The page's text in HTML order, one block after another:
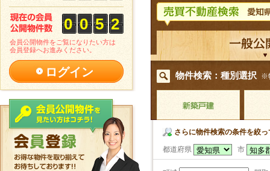
物件検索：種別選択 ※
さらに物件検索の条件を絞っ
都道府県 市
2
5
0
0
会員公開物件をご覧になりたい方は
会員登録へお進みください。
ログイン